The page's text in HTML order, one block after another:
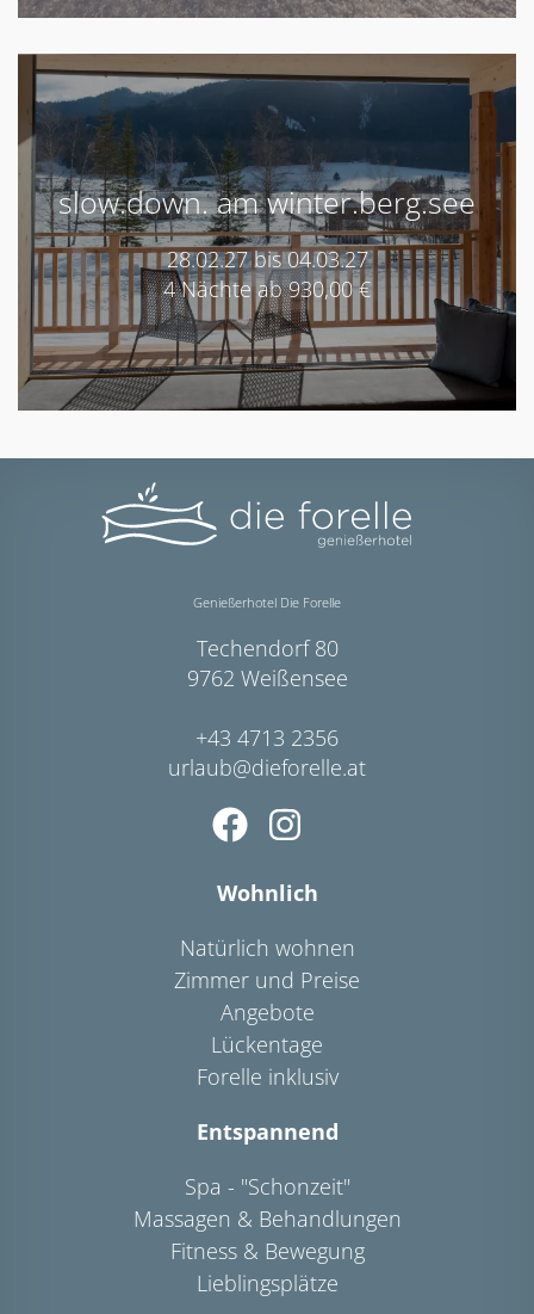
slow.down. am winter.berg.see
28.02.27 bis 04.03.27
4 Nächte ab 930,00 €
Genießerhotel Die Forelle
Techendorf 80
9762 Weißensee
+43 4713 2356
urlaub@dieforelle.at
Wohnlich
Natürlich wohnen
Zimmer und Preise
Angebote
Lückentage
Forelle inklusiv
Entspannend
Spa - "Schonzeit"
Massagen & Behandlungen
Fitness & Bewegung
Lieblingsplätze